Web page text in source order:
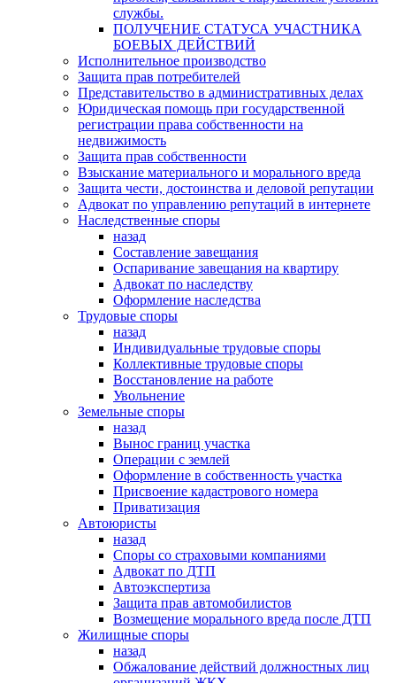
службы.
ПОЛУЧЕНИЕ СТАТУСА УЧАСТНИКА
БОЕВЫХ ДЕЙСТВИЙ
Исполнительное производство
Защита прав потребителей
Представительство в административных делах
Юридическая помощь при государственной
регистрации права собственности на
недвижимость
Защита прав собственности
Взыскание материального и морального вреда
Защита чести, достоинства и деловой репутации
Адвокат по управлению репутаций в интернете
Наследственные споры
назад
Составление завещания
Оспаривание завещания на квартиру
Адвокат по наследству
Оформление наследства
Трудовые споры
назад
Индивидуальные трудовые споры
Коллективные трудовые споры
Восстановление на работе
Увольнение
Земельные споры
назад
Вынос границ участка
Операции с землей
Оформление в собственность участка
Присвоение кадастрового номера
Приватизация
Автоюристы
назад
Споры со страховыми компаниями
Адвокат по ДТП
Автоэкспертиза
Защита прав автомобилистов
Возмещение морального вреда после ДТП
Жилищные споры
назад
Обжалование действий должностных лиц